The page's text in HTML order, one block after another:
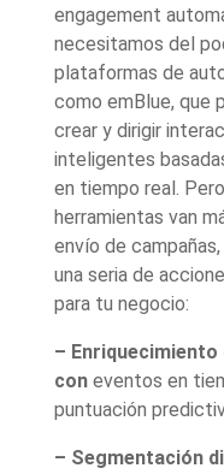
engagement
necesitamos del
plataformas de
como emBlue, que
crear y dirigir
inteligentes
en tiempo real.
herramientas van
envío de
una seria de
para tu negocio:
– Enriquecimiento
con eventos en
puntuación
– Segmentación